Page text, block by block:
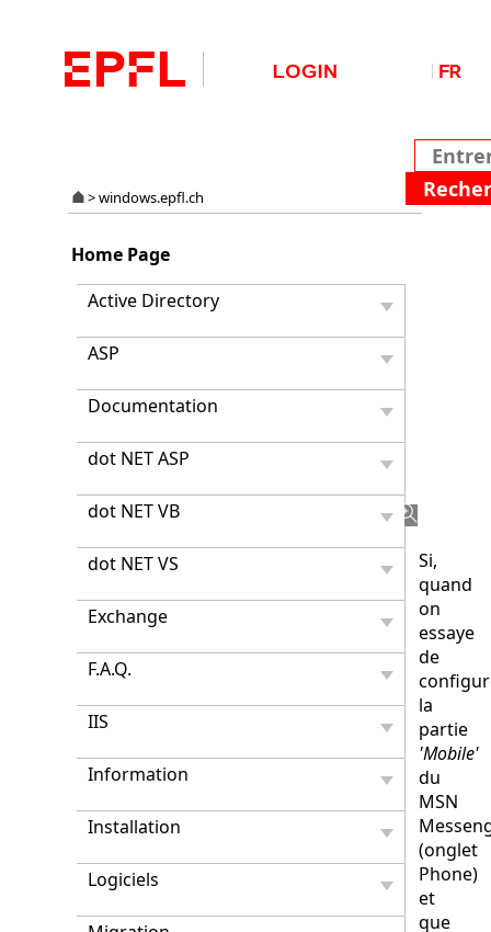
>windows.epfl.ch
Home Page
Active Directory
ASP
Documentation
dot NET ASP
dot NET VB
dot NET VS
Exchange
F.A.Q.
IIS
Information
Installation
Logiciels
Si,
quand
on
essaye
de
la
partie
'Mobile'
du
MSN
(onglet
Phone)
et
que